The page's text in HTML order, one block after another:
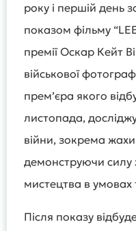
року і першій день
показом фільму
премії Оскар Кейт
військової
прем’єра якого
листопада,
війни, зокрема
демонструючи силу
мистецтва в умовах
Після показу